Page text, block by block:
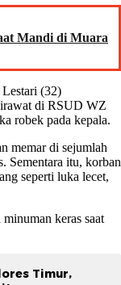
Mandi di Muara
(32)
di RSUD WZ
robek pada kepala.
memar di sejumlah
Sementara itu, korban
seperti luka lecet,
keras saat
Timur,